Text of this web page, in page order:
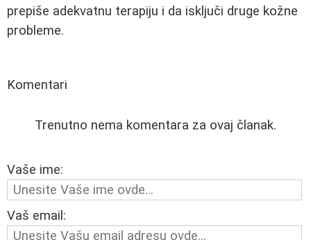
prepiše adekvatnu terapiju i da isključi druge kožne
probleme.
Komentari
Trenutno nema komentara za ovaj članak.
Vaše ime:
Vaš email: